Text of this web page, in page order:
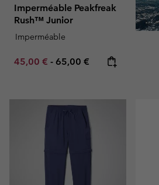
Imperméable Peakfreak
Rush™ Junior
Imperméable
Minimum sale price:
45,00 € - Maximum price:
65,00 €